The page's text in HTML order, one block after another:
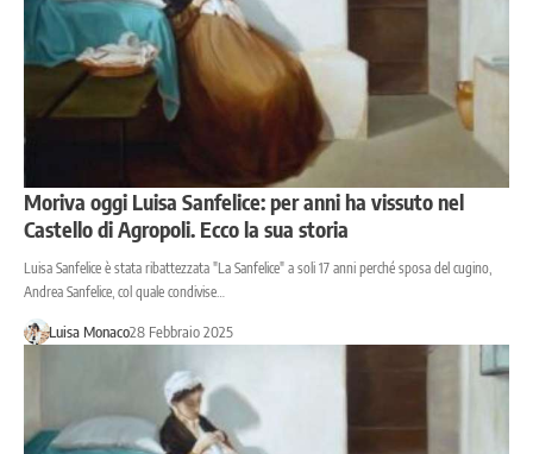
Moriva oggi Luisa Sanfelice: per anni ha vissuto nel
Castello di Agropoli. Ecco la sua storia
Luisa Sanfelice è stata ribattezzata "La Sanfelice" a soli 17 anni perché sposa del cugino,
Andrea Sanfelice, col quale condivise…
Luisa Monaco28 Febbraio 2025